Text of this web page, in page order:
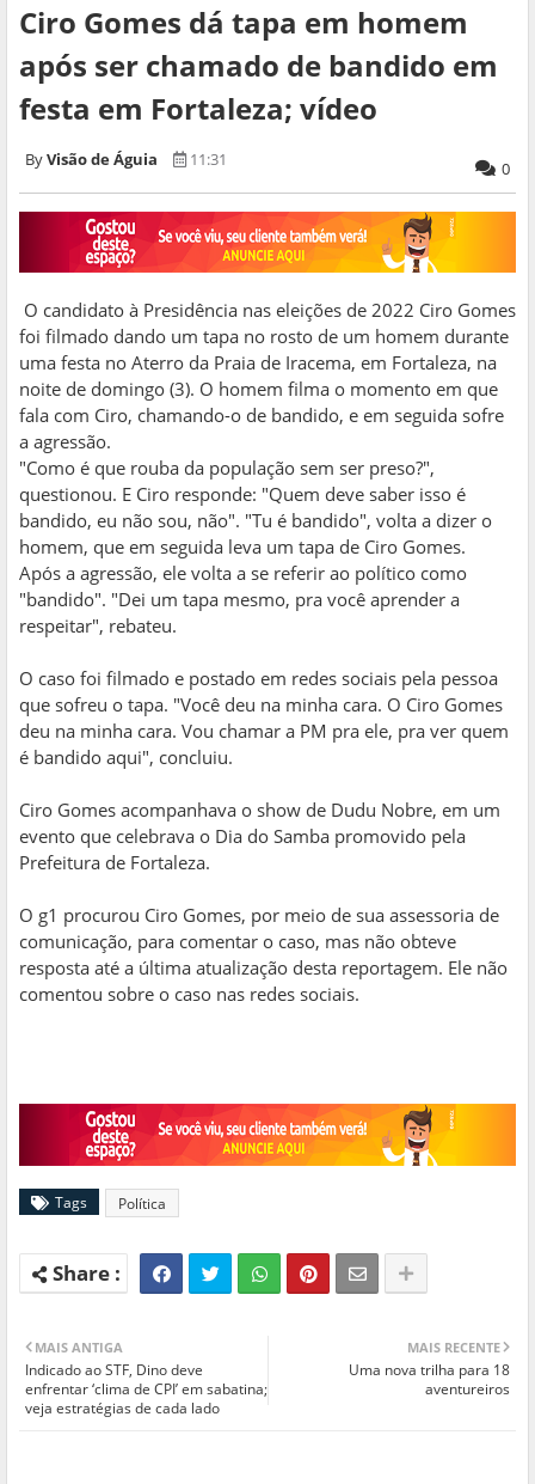
Ciro Gomes dá tapa em homem
após ser chamado de bandido em
festa em Fortaleza; vídeo
Visão de Águia 11:31 0
O candidato à Presidência nas eleições de 2022 Ciro Gomes
foi filmado dando um tapa no rosto de um homem durante
uma festa no Aterro da Praia de Iracema, em Fortaleza, na
noite de domingo (3). O homem filma o momento em que
fala com Ciro, chamando-o de bandido, e em seguida sofre
a agressão.
"Como é que rouba da população sem ser preso?",
questionou. E Ciro responde: "Quem deve saber isso é
bandido, eu não sou, não". "Tu é bandido", volta a dizer o
homem, que em seguida leva um tapa de Ciro Gomes.
Após a agressão, ele volta a se referir ao político como
"bandido". "Dei um tapa mesmo, pra você aprender a
respeitar", rebateu.
O caso foi filmado e postado em redes sociais pela pessoa
que sofreu o tapa. "Você deu na minha cara. O Ciro Gomes
deu na minha cara. Vou chamar a PM pra ele, pra ver quem
é bandido aqui", concluiu.
Ciro Gomes acompanhava o show de Dudu Nobre, em um
evento que celebrava o Dia do Samba promovido pela
Prefeitura de Fortaleza.
O g1 procurou Ciro Gomes, por meio de sua assessoria de
comunicação, para comentar o caso, mas não obteve
resposta até a última atualização desta reportagem. Ele não
comentou sobre o caso nas redes sociais.
Tags Política
MAIS RECENTE
Uma nova trilha para 18
aventureiros
MAIS ANTIGA
Indicado ao STF, Dino deve
enfrentar ‘clima de CPI’ em sabatina;
veja estratégias de cada lado